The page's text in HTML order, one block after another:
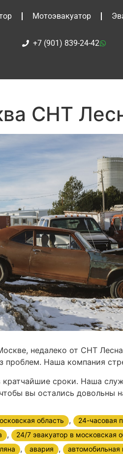
Мотоэвакуатор
+7 (901) 839-24-42
СНТ
недалеко от СНТ
Наша компания
сроки. Наша
вы остались довольны
область , 24-часовая
, 24/7 эвакуатор в московская
, авария ,